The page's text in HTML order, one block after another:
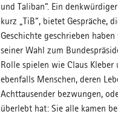
und Taliban“. Ein
kurz „TiB“, bietet Gespräche,
Geschichte geschrieben
seiner Wahl zum
Rolle spielen wie Claus
ebenfalls Menschen, deren
Achttausender bezwungen,
überlebt hat: Sie alle kamen